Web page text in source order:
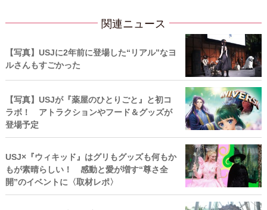
関連ニュース
【写真】USJに2年前に登場した“リアル”なヨ
ルさんもすごかった
【写真】USJが『薬屋のひとりごと』と初コ
ラボ！ アトラクションやフード＆グッズが
登場予定
USJ×『ウィキッド』はグリもグッズも何もか
もが素晴らしい！ 感動と愛が増す“尊さ全
開”のイベントに〈取材レポ〉